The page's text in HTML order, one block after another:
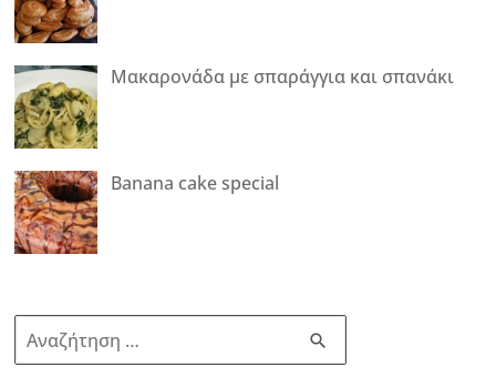
Μακαρονάδα με σπαράγγια και σπανάκι
Banana cake special
ν